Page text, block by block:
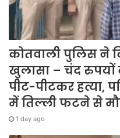
कोतवाली पुलिस ने
खुलासा – चंद रुपयों
पीट-पीटकर हत्या,
में तिल्ली फटने से
1 day ago